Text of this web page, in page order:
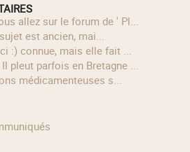
allez sur le forum de ' Pl...
est ancien, mai...
:) connue, mais elle fait ...
Il pleut parfois en Bretagne ...
médicamenteuses s...